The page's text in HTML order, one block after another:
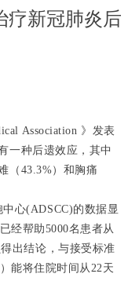
疗新冠肺炎后
Association 》发表
一种后遗效应，其中
（43.3%）和胸痛
心(ADSCC)的数据显
经帮助5000名患者从
出结论，与接受标准
能将住院时间从22天